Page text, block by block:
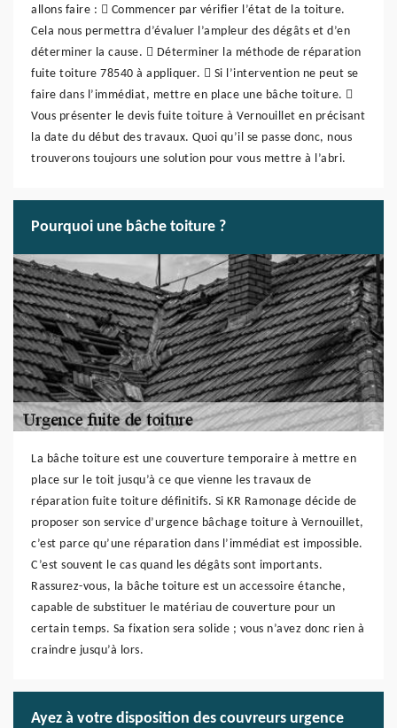
allons faire :  Commencer par vérifier l’état de la toiture.
Cela nous permettra d’évaluer l’ampleur des dégâts et d’en
déterminer la cause.  Déterminer la méthode de réparation
fuite toiture 78540 à appliquer.  Si l’intervention ne peut se
faire dans l’immédiat, mettre en place une bâche toiture. 
Vous présenter le devis fuite toiture à Vernouillet en précisant
la date du début des travaux. Quoi qu’il se passe donc, nous
trouverons toujours une solution pour vous mettre à l’abri.
Pourquoi une bâche toiture ?
La bâche toiture est une couverture temporaire à mettre en
place sur le toit jusqu’à ce que vienne les travaux de
réparation fuite toiture définitifs. Si KR Ramonage décide de
proposer son service d’urgence bâchage toiture à Vernouillet,
c’est parce qu’une réparation dans l’immédiat est impossible.
C’est souvent le cas quand les dégâts sont importants.
Rassurez-vous, la bâche toiture est un accessoire étanche,
capable de substituer le matériau de couverture pour un
certain temps. Sa fixation sera solide ; vous n’avez donc rien à
craindre jusqu’à lors.
Ayez à votre disposition des couvreurs urgence